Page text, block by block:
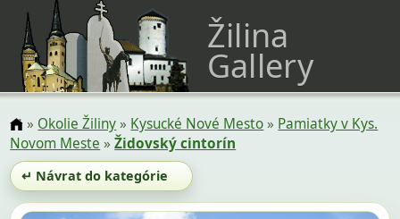
Žilina
Gallery
» Okolie Žiliny» Kysucké Nové Mesto» Pamiatky v Kys.
Novom Meste »Židovský cintorín
↵ Návrat do kategórie